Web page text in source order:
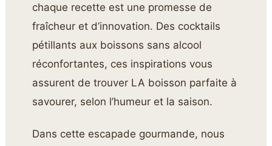
chaque recette est une promesse de
fraîcheur et d’innovation. Des cocktails
pétillants aux boissons sans alcool
réconfortantes, ces inspirations vous
assurent de trouver LA boisson parfaite à
savourer, selon l’humeur et la saison.
Dans cette escapade gourmande, nous